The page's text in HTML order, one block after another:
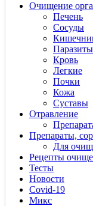
Очищение
Печень
Сосуды
Паразиты
Кровь
Легкие
Почки
Кожа
Суставы
Отравление
Препараты,
Для
Рецепты
Тесты
Новости
Covid-19
Микс